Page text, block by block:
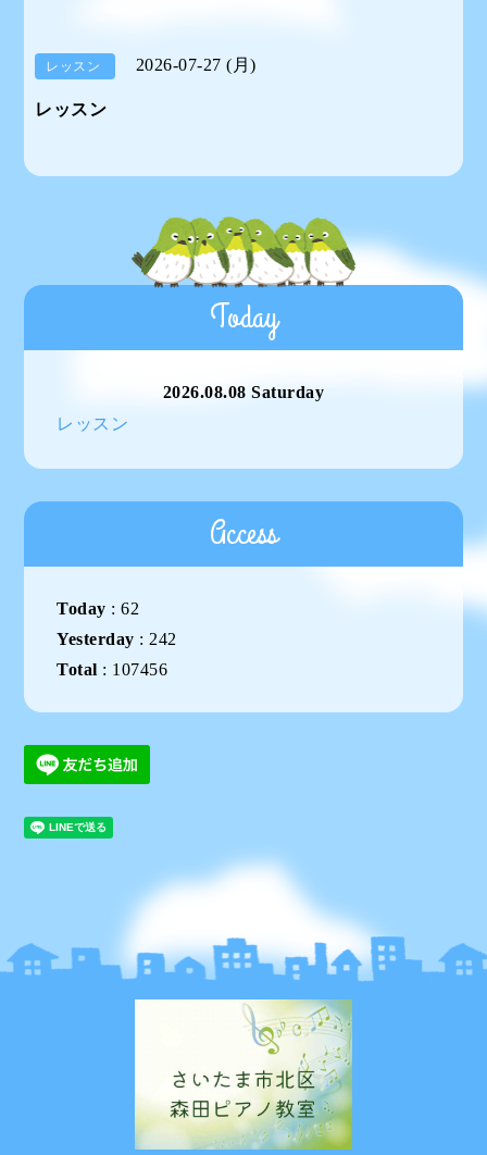
レッスン 2026-07-27 (月)
レッスン
Today
2026.08.08 Saturday
レッスン
Access
Today :62
Yesterday : 242
Total : 107456